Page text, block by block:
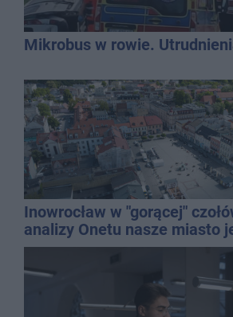
Mikrobus w rowie.
Inowrocław w "gorącej"
analizy Onetu nasze miasto
najbardziej narażonych na